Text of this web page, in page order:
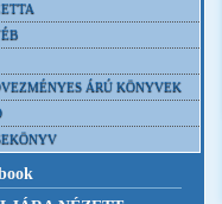
ÁRÚ KÖNYVEK